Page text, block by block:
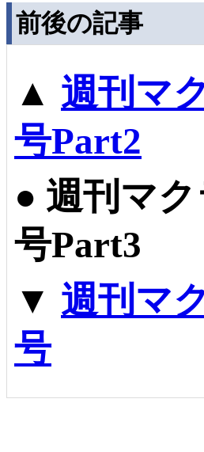
前後の記事
▲ 週刊マ
号Part2
● 週刊マ
号Part3
▼ 週刊マ
号